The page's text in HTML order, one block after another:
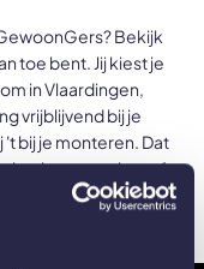
Bekijk
toe bent. Jij kiest je
in Vlaardingen,
vrijblijvend bij je
't bij je monteren. Dat
kosten achteraf
deur uit, wij doen de